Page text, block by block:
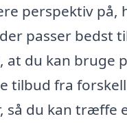
perspektiv på,
passer bedst
at du kan bruge
tilbud fra
så du kan træffe